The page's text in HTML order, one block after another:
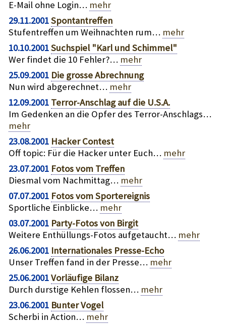
E-Mail ohne Login… mehr
29.11.2001Spontantreffen
Stufentreffen um Weihnachten rum… mehr
10.10.2001Suchspiel "Karl und Schimmel"
Wer findet die 10 Fehler?… mehr
25.09.2001 Die grosse Abrechnung
Nun wird abgerechnet… mehr
12.09.2001 Terror-Anschlag auf die U.S.A.
Im Gedenken an die Opfer des Terror-Anschlags…
mehr
23.08.2001 Hacker Contest
Off topic: Für die Hacker unter Euch… mehr
23.07.2001 Fotos vom Treffen
Diesmal vom Nachmittag… mehr
07.07.2001 Fotos vom Sportereignis
Sportliche Einblicke… mehr
03.07.2001 Party-Fotos von Birgit
Weitere Enthüllungs-Fotos aufgetaucht… mehr
26.06.2001 Internationales Presse-Echo
Unser Treffen fand in der Presse… mehr
25.06.2001Vorläufige Bilanz
Durch durstige Kehlen flossen… mehr
23.06.2001 Bunter Vogel
Scherbi in Action… mehr